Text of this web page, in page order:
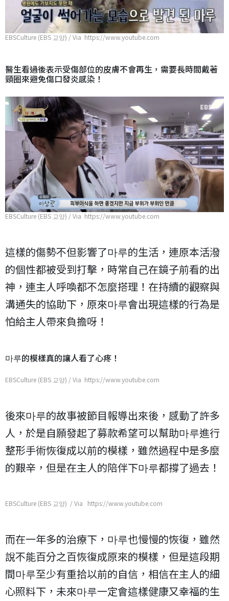
EBSCulture (EBS 교양) / Via https://www.youtube.com
醫生看過後表示受傷部位的皮膚不會再生，需要長時間戴著
頸圈來避免傷口發炎感染！
EBSCulture (EBS 교양) / Via https://www.youtube.com
這樣的傷勢不但影響了마루的生活，連原本活潑
的個性都被受到打擊，時常自己在鏡子前看的出
神，連主人呼喚都不怎麼搭理！在持續的觀察與
溝通失的協助下，原來마루會出現這樣的行為是
怕給主人帶來負擔呀！
마루的模樣真的讓人看了心疼！
EBSCulture (EBS 교양) / Via https://www.youtube.com
後來마루的故事被節目報導出來後，感動了許多
人，於是自願發起了募款希望可以幫助마루進行
整形手術恢復成以前的模樣，雖然過程中是多麼
的艱辛，但是在主人的陪伴下마루都撐了過去！
EBSCulture (EBS 교양) / Via https://www.youtube.com
而在一年多的治療下，마루也慢慢的恢復，雖然
說不能百分之百恢復成原來的模樣，但是這段期
間마루至少有重拾以前的自信，相信在主人的細
心照料下，未來마루一定會這樣健康又幸福的生